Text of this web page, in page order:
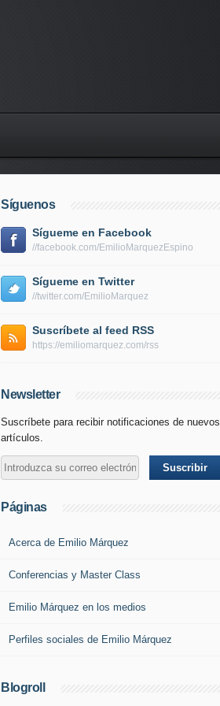
Síguenos
Sígueme en Facebook
//facebook.com/EmilioMarquezEspino
Sígueme en Twitter
//twitter.com/EmilioMarquez
Suscríbete al feed RSS
https://emiliomarquez.com/rss
Newsletter
Suscríbete para recibir notificaciones de nuevos
artículos.
Páginas
Acerca de Emilio Márquez
Conferencias y Master Class
Emilio Márquez en los medios
Perfiles sociales de Emilio Márquez
Blogroll